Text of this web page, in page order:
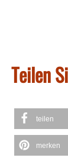
Teilen
teilen
merken